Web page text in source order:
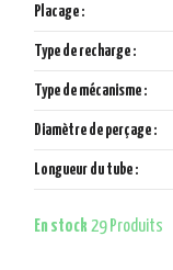
Placage :
Type de recharge :
Type de mécanisme :
Diamètre de perçage :
Longueur du tube :
En stock 29 Produits